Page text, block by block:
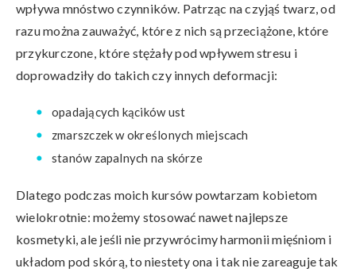
wpływa mnóstwo czynników. Patrząc na czyjąś twarz, od
razu można zauważyć, które z nich są przeciążone, które
przykurczone, które stężały pod wpływem stresu i
doprowadziły do takich czy innych deformacji:
opadających kącików ust
zmarszczek w określonych miejscach
stanów zapalnych na skórze
Dlatego podczas moich kursów powtarzam kobietom
wielokrotnie: możemy stosować nawet najlepsze
kosmetyki, ale jeśli nie przywrócimy harmonii mięśniom i
układom pod skórą, to niestety ona i tak nie zareaguje tak